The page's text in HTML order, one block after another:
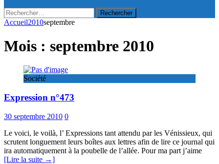
Rechercher :
Accueil2010septembre
Mois : septembre 2010
Société
Expression n°473
30 septembre 2010 0
Le voici, le voilà, l’ Expressions tant attendu par les Vénissieux, qui
scrutent longuement leurs boîtes aux lettres afin de lire ce journal qui
ira automatiquement à la poubelle de l’allée. Pour ma part j’aime
[Lire la suite →]